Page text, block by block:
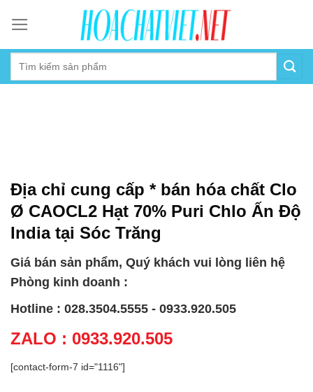
content
Địa chỉ cung cấp * bán hóa chất Clo
Ø CAOCL2 Hạt 70% Puri Chlo Ấn Độ
India tại Sóc Trăng
Giá bán sản phẩm, Quý khách vui lòng liên hệ
Phòng kinh doanh :
Hotline : 028.3504.5555 - 0933.920.505
ZALO : 0933.920.505
[contact-form-7 id="1116"]